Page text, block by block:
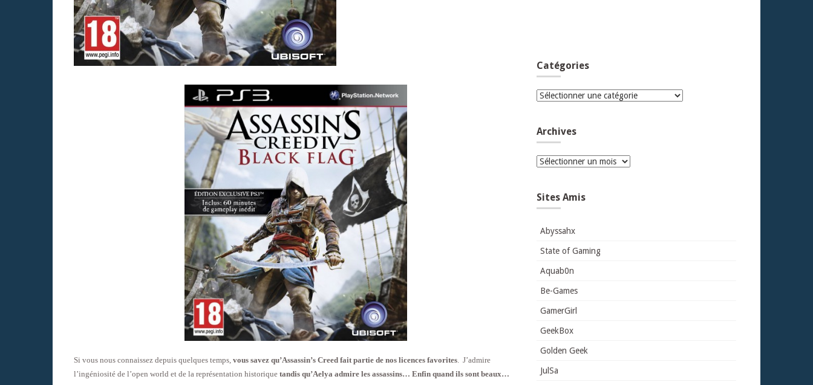
Si vous nous connaissez depuis quelques temps, vous savez qu’Assassin’s Creed fait partie de nos licences favorites . J’admire
l’ingéniosité de l’open world et de la représentation historique tandis qu’Aelya admire les assassins… Enfin quand ils sont beaux…
Catégories
Catégories
Archives
Archives
Sites Amis
Abyssahx
State of Gaming
Aquab0n
Be-Games
GamerGirl
GeekBox
Golden Geek
JulSa